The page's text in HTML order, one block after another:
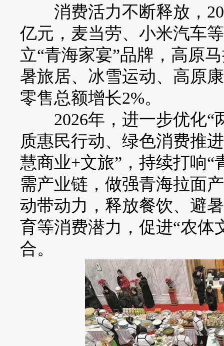
消费活力不断释放，
亿元，麦当劳、小米汽车
立“青海家宴”品牌，高原
暑旅居、冰雪运动、高原
零售总额增长2%。
2026年，进一步优化“
质惠民行动、绿色消费推
慧商业+文旅”，持续打响“
需产业链，做强青海拉面
动带动力，释放餐饮、避
育等消费潜力，促进“农体
合。